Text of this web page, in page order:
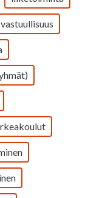
vastuullisuus